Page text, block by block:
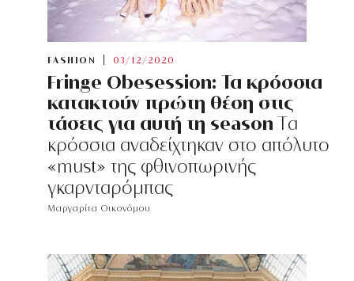
FASHION 03/12/2020
Fringe Obesession: Τα κρόσσια
κατακτούν πρώτη θέση στις
τάσεις για αυτή τη season Tα
κρόσσια αναδείχτηκαν στο απόλυτο
«must» της φθινοπωρινής
γκαρνταρόμπας
Μαργαρίτα Οικονόμου